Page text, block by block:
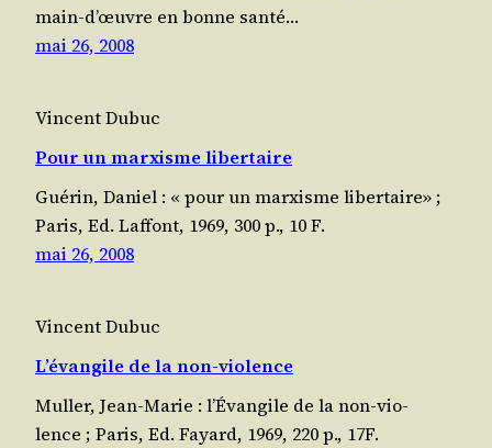
main‑d’œuvre en bonne santé…
mai 26, 2008
Vincent Dubuc
Pour un marxisme libertaire
Gué­rin, Daniel : « pour un mar­xisme liber­taire» ;
Paris, Ed. Laf­font, 1969, 300 p., 10 F.
mai 26, 2008
Vincent Dubuc
L’évangile de la non-violence
Mul­ler, Jean-Marie : l’É­van­gile de la non-vio­
lence ; Paris, Ed. Fayard, 1969, 220 p., 17F.